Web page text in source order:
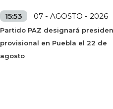
15:53 07 - AGOSTO - 2026
Partido PAZ designará
provisional en Puebla el 22 de
agosto